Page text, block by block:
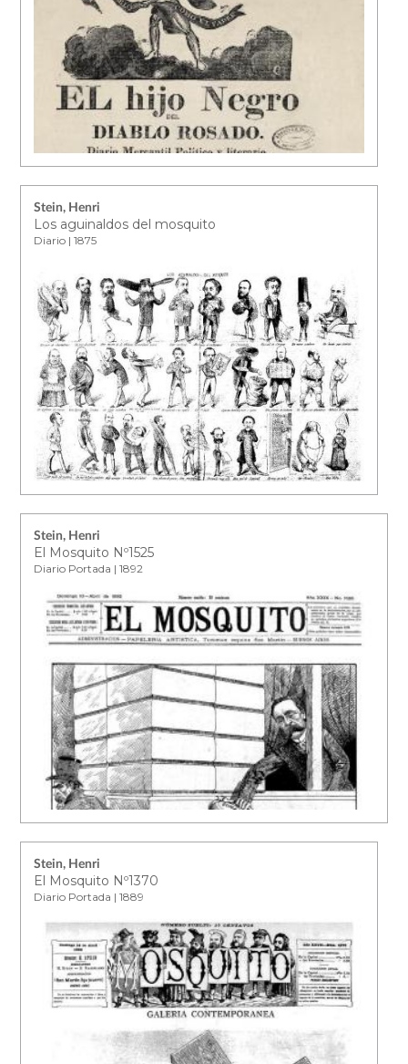
Stein, Henri
Los aguinaldos del mosquito
Diario | 1875
Stein, Henri
El Mosquito Nº1525
Diario Portada | 1892
Stein, Henri
El Mosquito Nº1370
Diario Portada | 1889